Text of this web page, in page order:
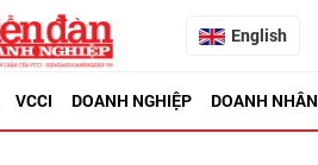
English
VCCI DOANH NGHIỆP DOANH NHÂN